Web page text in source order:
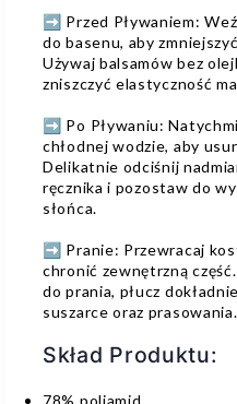
➡️ Przed Pływaniem:
do basenu, aby
Używaj balsamów bez
zniszczyć elastyczność
➡️ Po Pływaniu:
chłodnej wodzie, aby
Delikatnie odciśnij
ręcznika i pozostaw do
słońca.
➡️ Pranie: Przewracaj
chronić zewnętrzną
do prania, płucz
suszarce oraz prasowania.
Skład Produktu:
78% poliamid